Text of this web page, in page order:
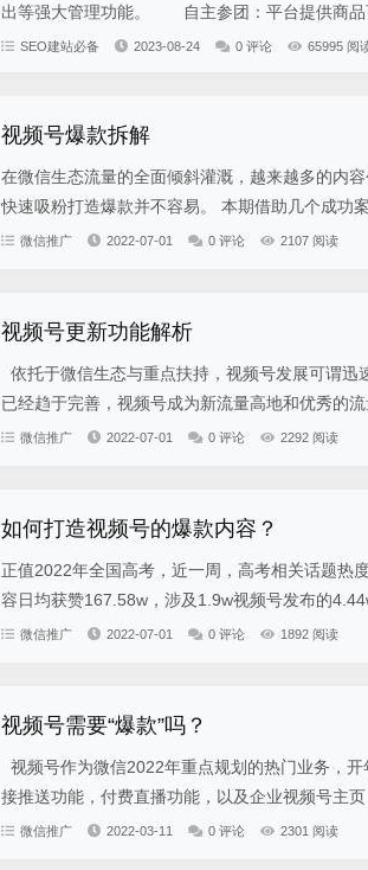
出等强大管理功能。 自主参团：平台提供商
SEO建站必备 2023-08-24 0 评论 65995 阅
视频号爆款拆解
在微信生态流量的全面倾斜灌溉，越来越多的内
快速吸粉打造爆款并不容易。 本期借助几个成功
微信推广 2022-07-01 0 评论 2107 阅读
视频号更新功能解析
依托于微信生态与重点扶持，视频号发展可谓
已经趋于完善，视频号成为新流量高地和优秀的
微信推广 2022-07-01 0 评论 2292 阅读
如何打造视频号的爆款内容？
正值2022年全国高考，近一周，高考相关话题热
容日均获赞167.58w，涉及1.9w视频号发布的
微信推广 2022-07-01 0 评论 1892 阅读
视频号需要“爆款”吗？
视频号作为微信2022年重点规划的热门业务，
接推送功能，付费直播功能，以及企业视频号主页
微信推广 2022-03-11 0 评论 2301 阅读